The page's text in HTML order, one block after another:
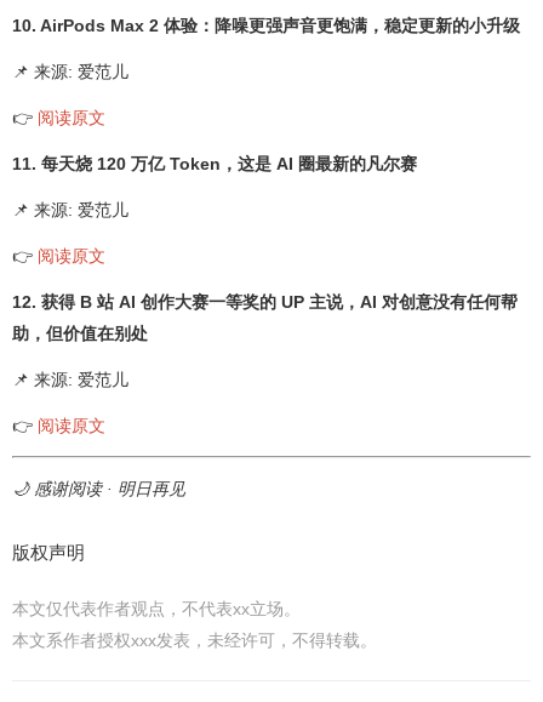
10. AirPods Max 2 体验：降噪更强声音更饱满，稳定更新的小升级
📌 来源: 爱范儿
👉 阅读原文
11. 每天烧 120 万亿 Token，这是 AI 圈最新的凡尔赛
📌 来源: 爱范儿
👉 阅读原文
12. 获得 B 站 AI 创作大赛一等奖的 UP 主说，AI 对创意没有任何帮
助，但价值在别处
📌 来源: 爱范儿
👉 阅读原文
🌙 感谢阅读 · 明日再见
版权声明
本文仅代表作者观点，不代表xx立场。
本文系作者授权xxx发表，未经许可，不得转载。